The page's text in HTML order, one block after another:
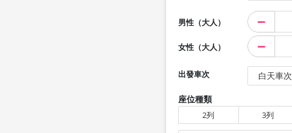
男性（大人）
女性（大人）
出發車次 白天車次
座位種類
2列 3列